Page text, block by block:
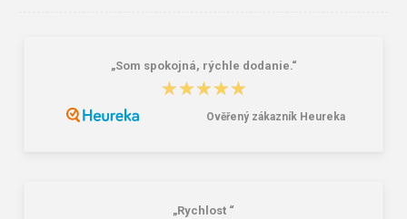
„Som spokojná, rýchle dodanie.“
★★★★★
★★★★★
Ověřený zákazník Heureka
„Rychlost “